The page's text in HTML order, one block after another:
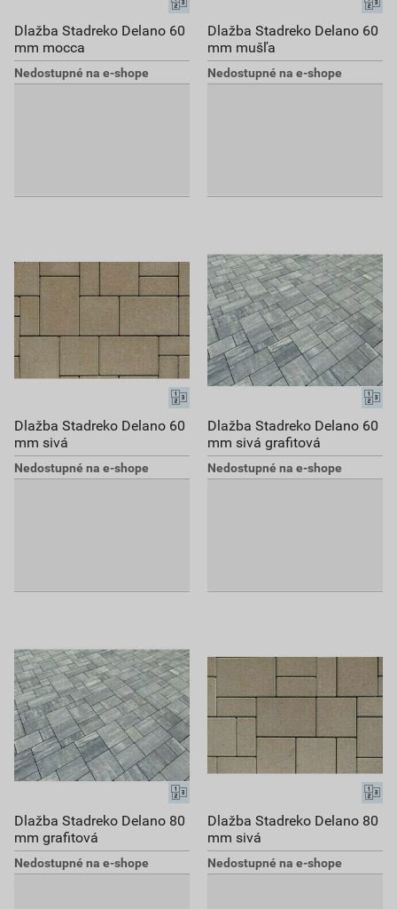
Dlažba Stadreko Delano 60
mm mocca
Nedostupné na e-shope
Dlažba Stadreko Delano 60
mm mušľa
Nedostupné na e-shope
Dlažba Stadreko Delano 60
mm sivá
Nedostupné na e-shope
Dlažba Stadreko Delano 60
mm sivá grafitová
Nedostupné na e-shope
Dlažba Stadreko Delano 80
mm grafitová
Nedostupné na e-shope
Dlažba Stadreko Delano 80
mm sivá
Nedostupné na e-shope